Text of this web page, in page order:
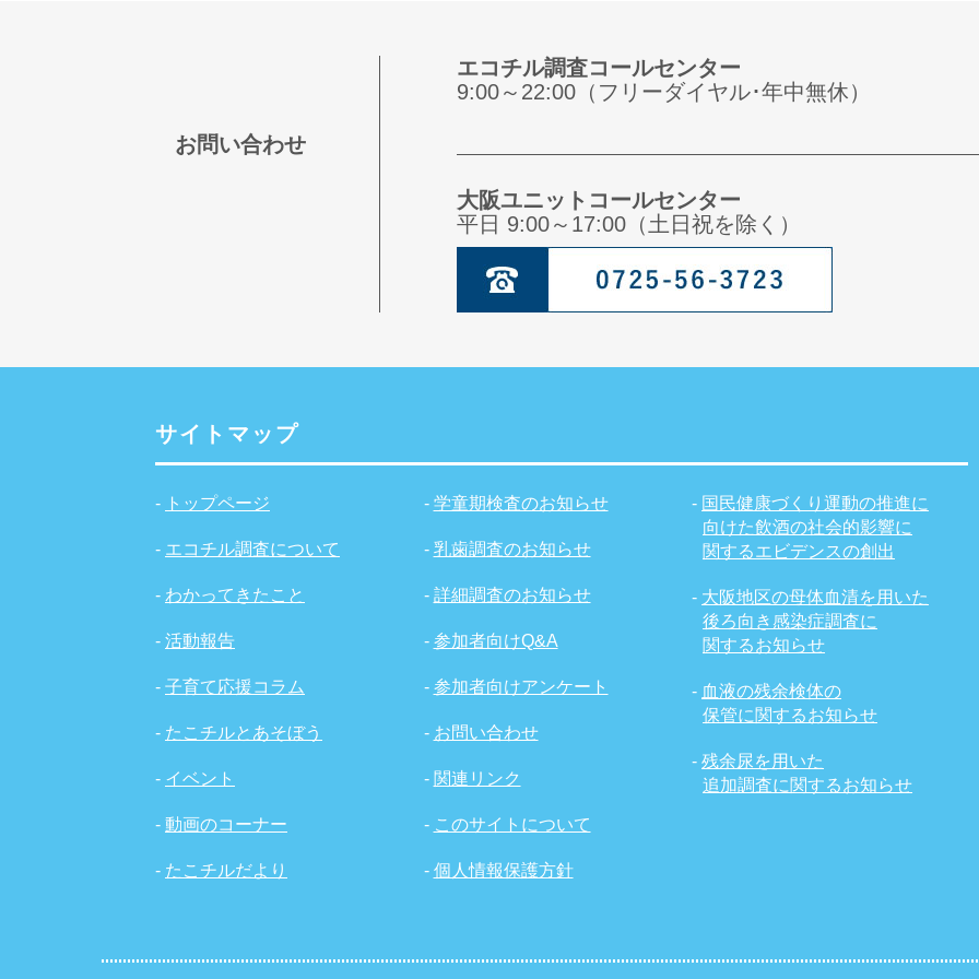
お問い合わせ
エコチル調査コールセンター
9:00～22:00（フリーダイヤル･年中無休）
大阪ユニットコールセンター
平日 9:00～17:00（土日祝を除く）
サイトマップ
- トップページ
- エコチル調査について
- わかってきたこと
- 活動報告
- 子育て応援コラム
- たこチルとあそぼう
- イベント
- 動画のコーナー
- たこチルだより
- 学童期検査のお知らせ
- 乳歯調査のお知らせ
- 詳細調査のお知らせ
- 参加者向けQ&A
- 参加者向けアンケート
- お問い合わせ
- 関連リンク
- このサイトについて
- 個人情報保護方針
- 国民健康づくり運動の推進に
向けた飲酒の社会的影響に
関するエビデンスの創出
- 大阪地区の母体血清を用いた
後ろ向き感染症調査に
関するお知らせ
- 血液の残余検体の
保管に関するお知らせ
-残余尿を用いた
追加調査に関するお知らせ